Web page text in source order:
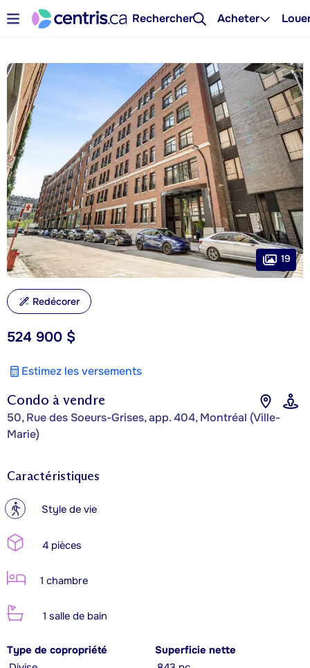
Rechercher Acheter
Condo à vendre
50, Rue des Soeurs-Grises, app. 404, Montréal (Ville-
Marie)
524 900 $
Estimez les versements
19
Redécorer
Caractéristiques
? Style de vie
4 pièces
1 chambre
1 salle de bain
Type de copropriété
Superficie nette